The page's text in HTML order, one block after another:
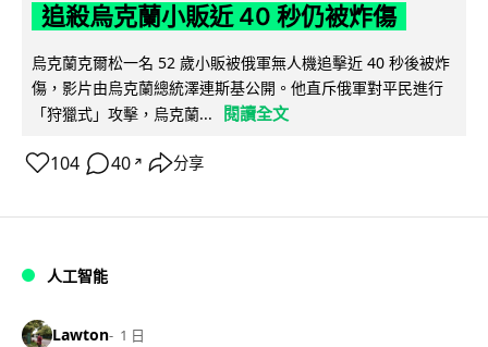
追殺烏克蘭小販近 40 秒仍被炸傷
烏克蘭克爾松一名 52 歲小販被俄軍無人機追擊近 40 秒後被炸
傷，影片由烏克蘭總統澤連斯基公開。他直斥俄軍對平民進行
「狩獵式」攻擊，烏克蘭...
閱讀全文
104 40 ↗ 分享
人工智能
Lawton 1 日